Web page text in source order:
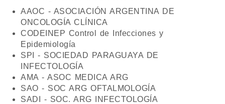
AAOC - ASOCIACIÓN ARGENTINA DE
ONCOLOGÍA CLÍNICA
CODEINEP Control de Infecciones y
Epidemiología
SPI - SOCIEDAD PARAGUAYA DE
INFECTOLOGÍA
AMA - ASOC MEDICA ARG
SAO - SOC ARG OFTALMOLOGÍA
SADI - SOC. ARG INFECTOLOGÍA